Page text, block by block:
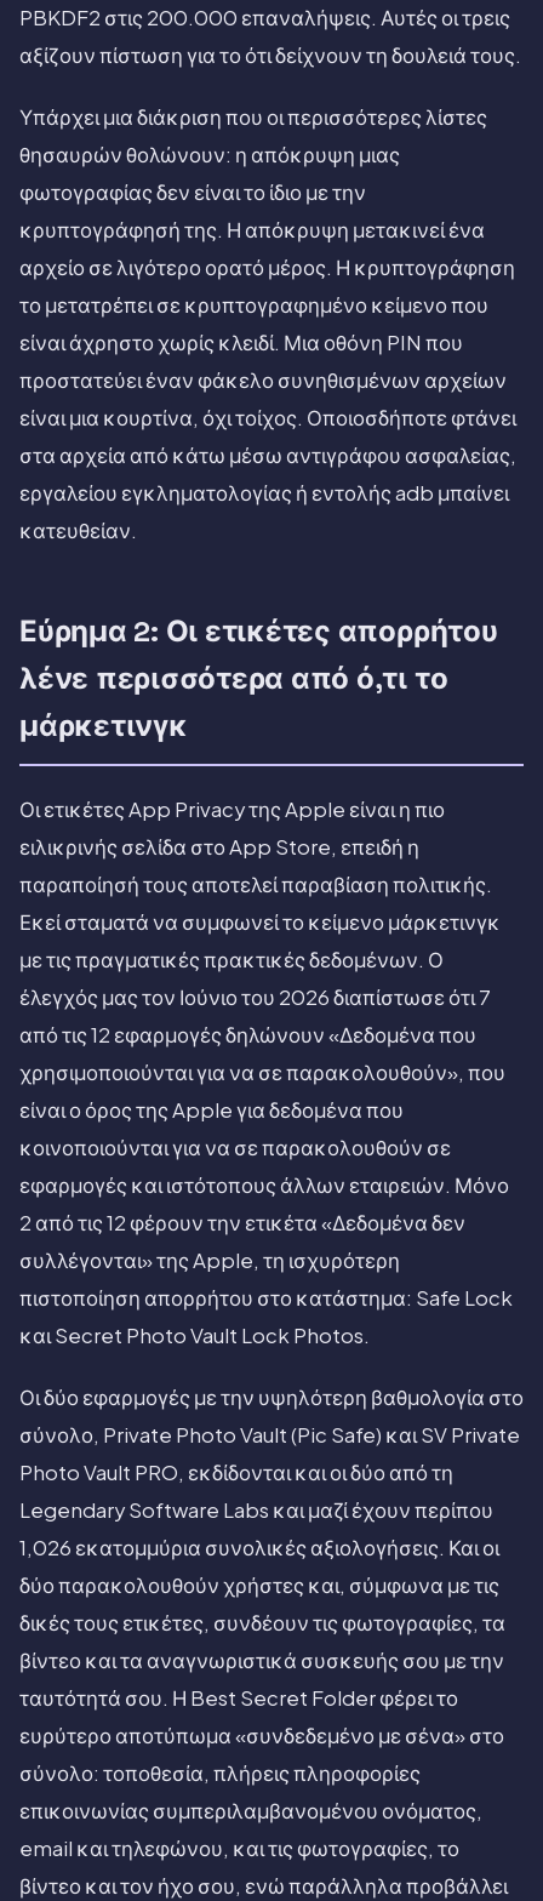
PBKDF2 στις 200.000 επαναλήψεις. Αυτές οι τρεις
αξίζουν πίστωση για το ότι δείχνουν τη δουλειά τους.
Υπάρχει μια διάκριση που οι περισσότερες λίστες
θησαυρών θολώνουν: η απόκρυψη μιας
φωτογραφίας δεν είναι το ίδιο με την
κρυπτογράφησή της. Η απόκρυψη μετακινεί ένα
αρχείο σε λιγότερο ορατό μέρος. Η κρυπτογράφηση
το μετατρέπει σε κρυπτογραφημένο κείμενο που
είναι άχρηστο χωρίς κλειδί. Μια οθόνη PIN που
προστατεύει έναν φάκελο συνηθισμένων αρχείων
είναι μια κουρτίνα, όχι τοίχος. Οποιοσδήποτε φτάνει
στα αρχεία από κάτω μέσω αντιγράφου ασφαλείας,
εργαλείου εγκληματολογίας ή εντολής adb μπαίνει
κατευθείαν.
Εύρημα 2: Οι ετικέτες απορρήτου
λένε περισσότερα από ό,τι το
μάρκετινγκ
Οι ετικέτες App Privacy της Apple είναι η πιο
ειλικρινής σελίδα στο App Store, επειδή η
παραποίησή τους αποτελεί παραβίαση πολιτικής.
Εκεί σταματά να συμφωνεί το κείμενο μάρκετινγκ
με τις πραγματικές πρακτικές δεδομένων. Ο
έλεγχός μας τον Ιούνιο του 2026 διαπίστωσε ότι 7
από τις 12 εφαρμογές δηλώνουν «Δεδομένα που
χρησιμοποιούνται για να σε παρακολουθούν», που
είναι ο όρος της Apple για δεδομένα που
κοινοποιούνται για να σε παρακολουθούν σε
εφαρμογές και ιστότοπους άλλων εταιρειών. Μόνο
2 από τις 12 φέρουν την ετικέτα «Δεδομένα δεν
συλλέγονται» της Apple, τη ισχυρότερη
πιστοποίηση απορρήτου στο κατάστημα: Safe Lock
και Secret Photo Vault Lock Photos.
Οι δύο εφαρμογές με την υψηλότερη βαθμολογία στο
σύνολο, Private Photo Vault (Pic Safe) και SV Private
Photo Vault PRO, εκδίδονται και οι δύο από τη
Legendary Software Labs και μαζί έχουν περίπου
1,026 εκατομμύρια συνολικές αξιολογήσεις. Και οι
δύο παρακολουθούν χρήστες και, σύμφωνα με τις
δικές τους ετικέτες, συνδέουν τις φωτογραφίες, τα
βίντεο και τα αναγνωριστικά συσκευής σου με την
ταυτότητά σου. Η Best Secret Folder φέρει το
ευρύτερο αποτύπωμα «συνδεδεμένο με σένα» στο
σύνολο: τοποθεσία, πλήρεις πληροφορίες
επικοινωνίας συμπεριλαμβανομένου ονόματος,
email και τηλεφώνου, και τις φωτογραφίες, το
βίντεο και τον ήχο σου, ενώ παράλληλα προβάλλει